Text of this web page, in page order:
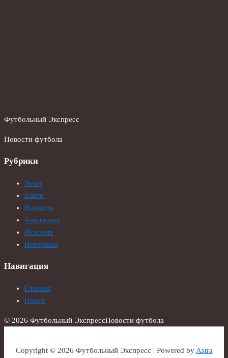
Футбольный Экспресс
Новости футбола
Рубрики
News
Блоги
Новости
Аналитика
История
Интервью
Навигация
Главная
Поиск
© 2026 Футбольный ЭкспрессНовости футбола
Copyright © 2026 Футбольный Экспресс | Powered byAstra